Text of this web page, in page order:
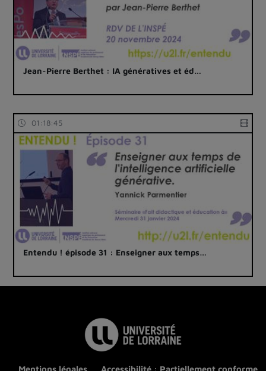
Jean-Pierre Berthet : IA génératives et éd…
01:18:45
Entendu ! épisode 31 : Enseigner aux temps…